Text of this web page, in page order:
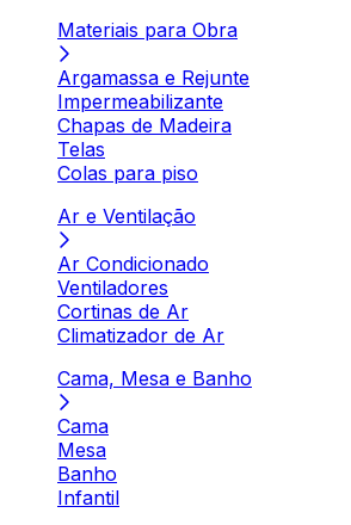
Materiais para Obra
Argamassa e Rejunte
Impermeabilizante
Chapas de Madeira
Telas
Colas para piso
Ar e Ventilação
Ar Condicionado
Ventiladores
Cortinas de Ar
Climatizador de Ar
Cama, Mesa e Banho
Cama
Mesa
Banho
Infantil